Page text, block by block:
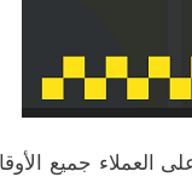
جميع